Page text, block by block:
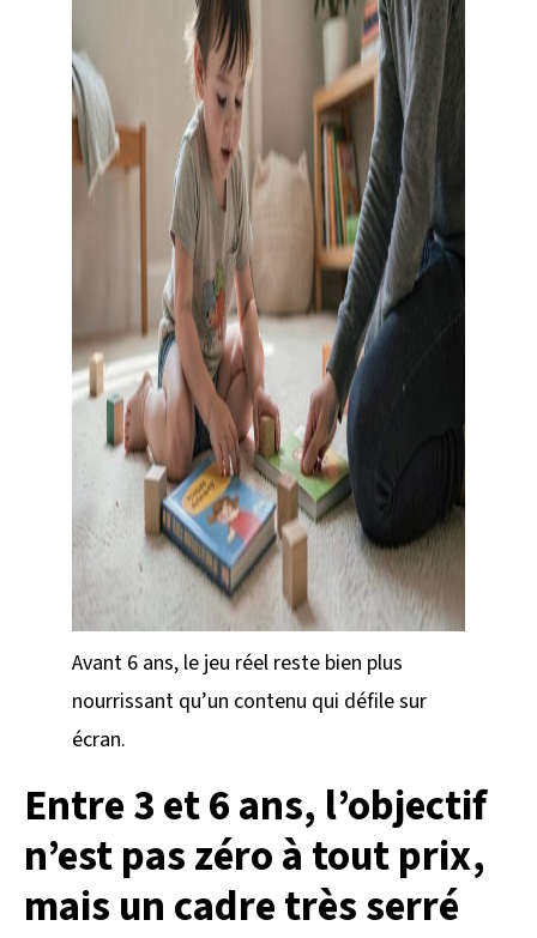
Avant 6 ans, le jeu réel reste bien plus
nourrissant qu’un contenu qui défile sur
écran.
Entre 3 et 6 ans, l’objectif
n’est pas zéro à tout prix,
mais un cadre très serré